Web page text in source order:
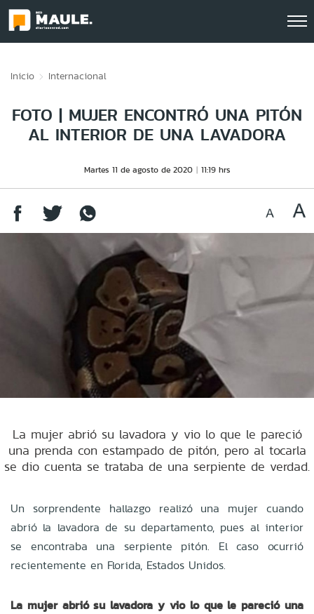
Inicio Internacional
FOTO | MUJER ENCONTRÓ UNA PITÓN
AL INTERIOR DE UNA LAVADORA
Martes 11 de agosto de 2020 11:19 hrs
La mujer abrió su lavadora y vio lo que le pareció
una prenda con estampado de pitón, pero al tocarla
se dio cuenta se trataba de una serpiente de verdad.
Un sorprendente hallazgo realizó una mujer cuando
abrió la lavadora de su departamento, pues al interior
se encontraba una serpiente pitón. El caso ocurrió
recientemente en Florida, Estados Unidos.
La mujer abrió su lavadora y vio lo que le pareció una